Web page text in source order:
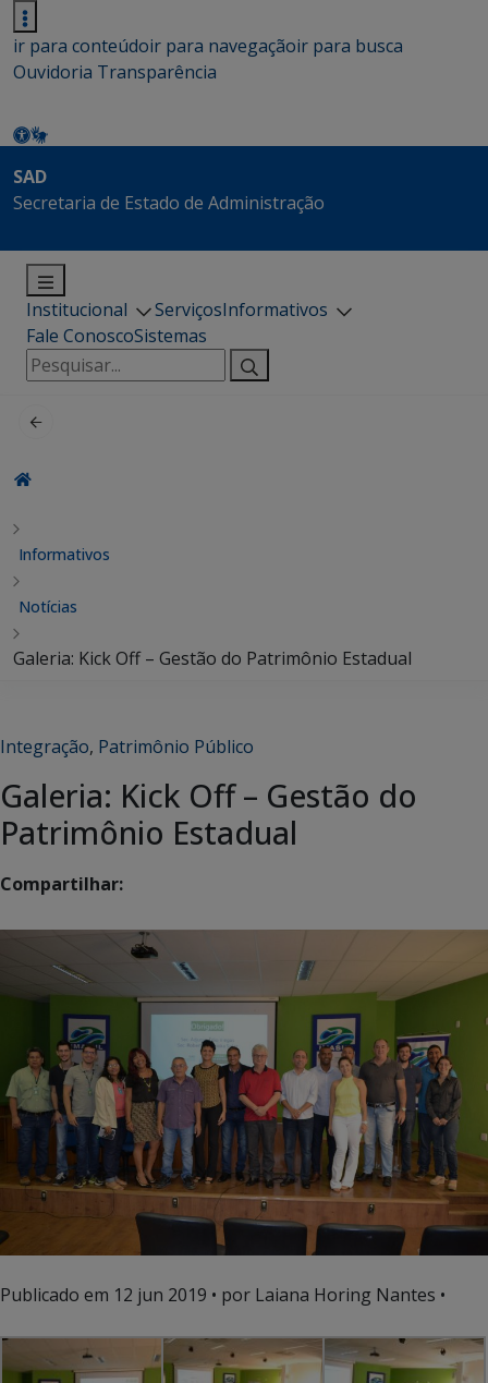
ir para conteúdoir para navegaçãoir para busca
Ouvidoria Transparência
SAD
Secretaria de Estado de Administração
Institucional ServiçosInformativos
Fale ConoscoSistemas
Pesquisar
por:
Informativos
Notícias
Galeria: Kick Off – Gestão do Patrimônio Estadual
Integração, Patrimônio Público
Galeria: Kick Off – Gestão do
Patrimônio Estadual
Compartilhar:
Publicado em 12 jun 2019 • por Laiana Horing Nantes •